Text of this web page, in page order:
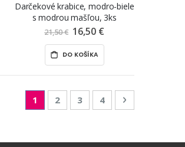
Darčekové krabice, modro-biele
s modrou mašľou, 3ks
21,50 € Znížená
cena
16,50 €
DO KOŠÍKA
Page
You're currently reading page
1 Page
2 Page
3 Page
4 Page
Nasledujúca